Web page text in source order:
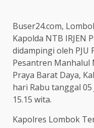
Buser24.com,
Kapolda NTB IRJEN
didampingi oleh PJU
Pesantren Manhalul
Praya Barat Daya,
hari Rabu tanggal
15.15 wita.
Kapolres Lombok